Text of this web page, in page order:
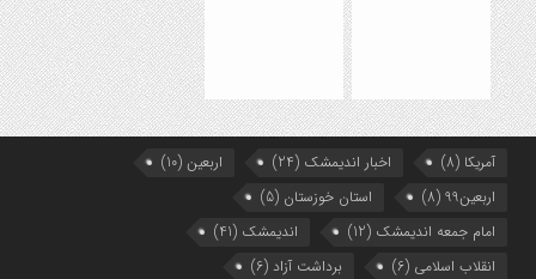
آمریکا (8) اخبار اندیمشک (24) اربعین (10)
اربعین99
(8) استان خوزستان (5)
امام جمعه اندیمشک (12) اندیمشک (41)
انقلاب اسلامی (6) برداشت آزاد (6)